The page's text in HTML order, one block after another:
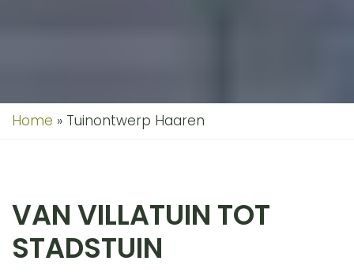
Home » Tuinontwerp Haaren
VAN VILLATUIN TOT
STADSTUIN